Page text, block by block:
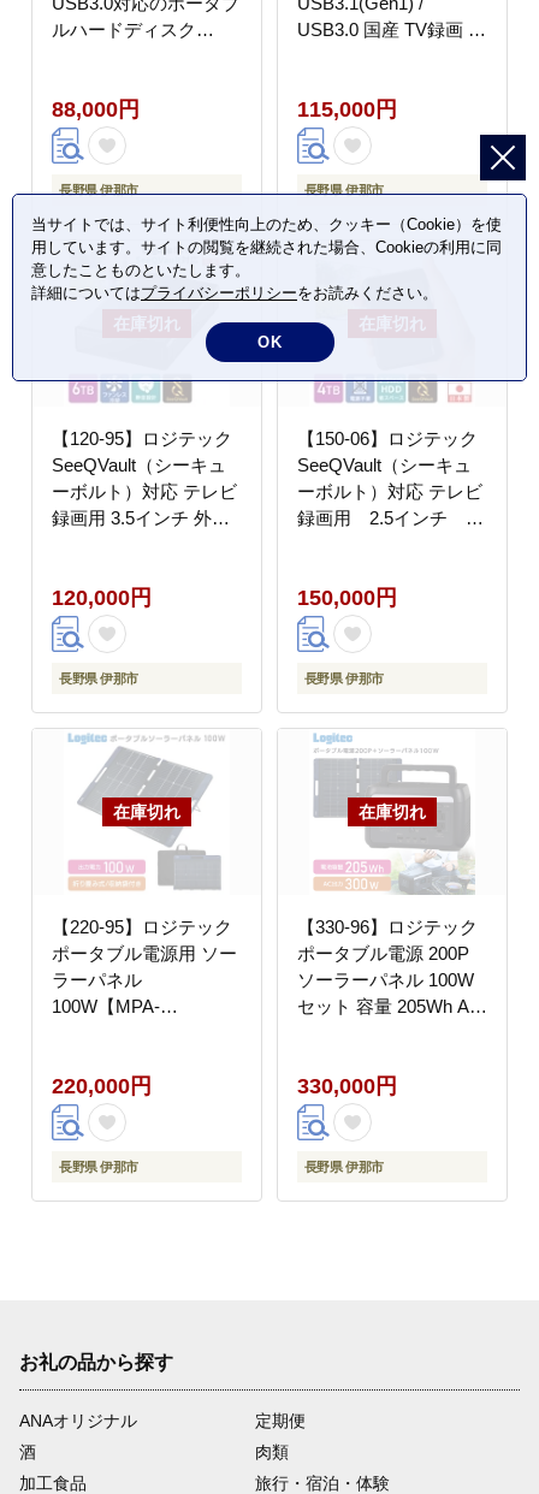
ルハードディスク
PBM20U3BK】
88,000円
長野県 伊那市
USB3.0 国産 TV録画 省
EN60U3WSWH】
115,000円
長野県 伊那市
【120-95】ロジテック
SeeQVault（シーキュ
ーボルト）対応 テレビ
録画用 3.5インチ 外付
ENB060U3QW】
120,000円
長野県 伊那市
【150-06】ロジテック
SeeQVault（シーキュ
ーボルト）対応 テレビ
録画用 2.5インチ ポ
PBMB40U3QW】
150,000円
長野県 伊那市
【220-95】ロジテック
ポータブル電源用 ソー
ラーパネル
100W【MPA-
220,000円
長野県 伊那市
【330-96】ロジテック
ポータブル電源 200P
ソーラーパネル 100W
セット 容量 205Wh AC
SP100DLNV】
330,000円
長野県 伊那市
お礼の品から探す
ANAオリジナル
定期便
酒
肉類
加工食品
旅行・宿泊・体験
当サイトでは、サイト利便性向上のため、クッキー（Cookie）を使
用しています。サイトの閲覧を継続された場合、Cookieの利用に同
意したことものといたします。
詳細についてはプライバシーポリシーをお読みください。
OK